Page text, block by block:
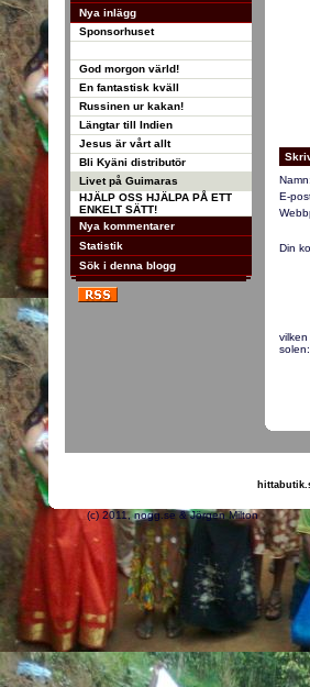
Nya inlägg
Sponsorhuset
God morgon värld!
En fantastisk kväll
Russinen ur kakan!
Längtar till Indien
Jesus är vårt allt
Bli Kyäni distributör
Livet på Guimaras
HJÄLP OSS HJÄLPA PÅ ETT
ENKELT SÄTT!
Nya kommentarer
Statistik
Sök i denna blogg
Namn:
E-
Din
solen:
(c) 2011, nogg.se &